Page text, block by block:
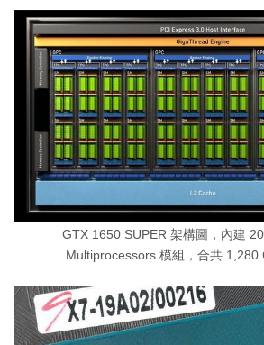
GTX 1650 SUPER 架構圖，內建
Multiprocessors 模組，合共 1,280